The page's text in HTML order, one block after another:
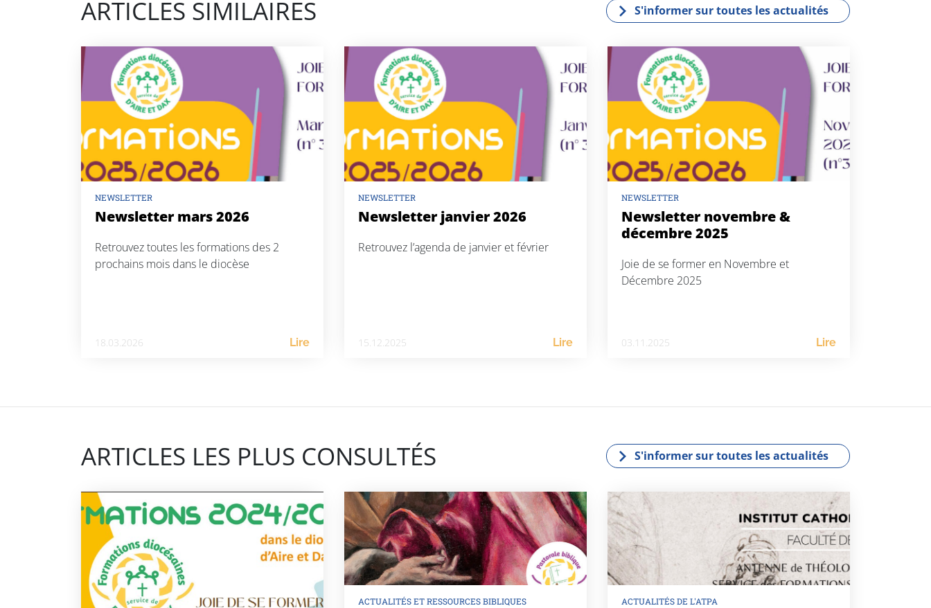
k
ARTICLES SIMILAIRES S'informer sur toutes les actualités
NEWSLETTER
Newsletter mars 2026
Retrouvez toutes les formations des 2
prochains mois dans le diocèse
18.03.2026 Lire
NEWSLETTER
Newsletter janvier 2026
Retrouvez l’agenda de janvier et février
15.12.2025 Lire
NEWSLETTER
Newsletter novembre &
décembre 2025
Joie de se former en Novembre et
Décembre 2025
03.11.2025 Lire
ARTICLES LES PLUS CONSULTÉS S'informer sur toutes les actualités
ACTUALITÉS ET RESSOURCES BIBLIQUES ACTUALITÉS DE L'ATPA